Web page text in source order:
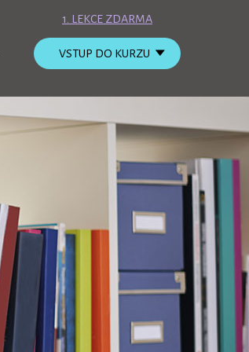
1. LEKCE ZDARMA
VSTUP DO KURZU